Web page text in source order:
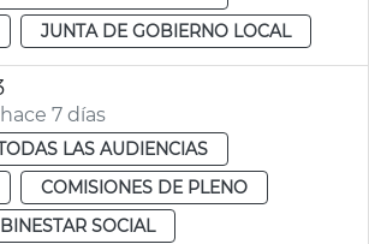
JUNTA DE GOBIERNO LOCAL
7 días
LAS AUDIENCIAS
COMISIONES DE PLENO
SOCIAL